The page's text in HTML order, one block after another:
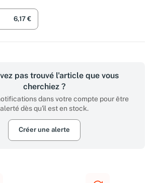
6,17 €
pas trouvé l'article que vous
cherchiez ?
dans votre compte pour être
alerté dès qu'il est en stock.
Créer une alerte